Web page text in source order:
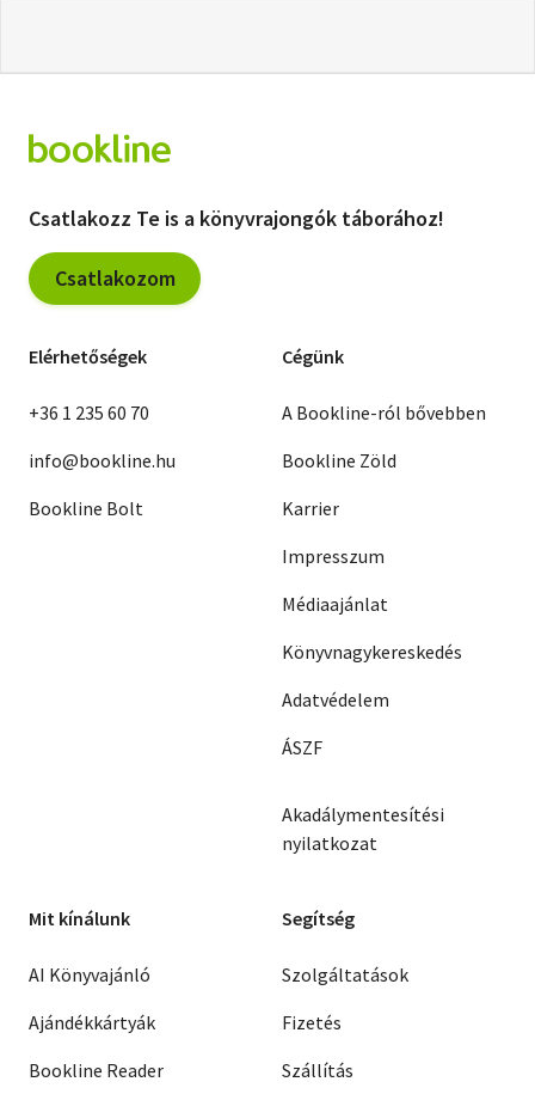
Csatlakozz Te is a könyvrajongók táborához!
Csatlakozom
Elérhetőségek
+36 1 235 60 70
info@bookline.hu
Bookline Bolt
Cégünk
A Bookline-ról bővebben
Bookline Zöld
Karrier
Impresszum
Médiaajánlat
Könyvnagykereskedés
Adatvédelem
ÁSZF
Akadálymentesítési
nyilatkozat
Mit kínálunk
AI Könyvajánló
Ajándékkártyák
Bookline Reader
Segítség
Szolgáltatások
Fizetés
Szállítás